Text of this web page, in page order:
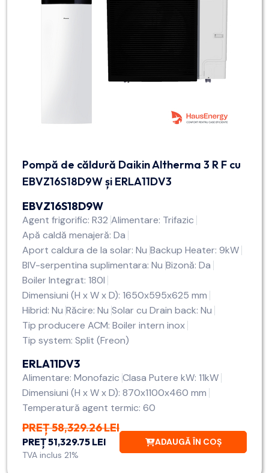
Pompă de căldură Daikin Altherma 3 R F cu
EBVZ16S18D9W și ERLA11DV3
EBVZ16S18D9W
Agent frigorific: R32 Alimentare: Trifazic
Apă caldă menajeră: Da
Aport caldura de la solar: Nu Backup Heater: 9kW
BIV-serpentina suplimentara: Nu Bizonă: Da
Boiler Integrat: 180l
Dimensiuni (H x W x D): 1650x595x625 mm
Hibrid: Nu Răcire: Nu Solar cu Drain back: Nu
Tip producere ACM: Boiler intern inox
Tip system: Split (Freon)
ERLA11DV3
Alimentare: Monofazic Clasa Putere kW: 11kW
Dimensiuni (H x W x D): 870x1100x460 mm
Temperatură agent termic: 60
PREȚ 58,329.26 LEI
PREȚ 51,329.75 LEI
TVA inclus 21%
ADAUGĂ ÎN COȘ